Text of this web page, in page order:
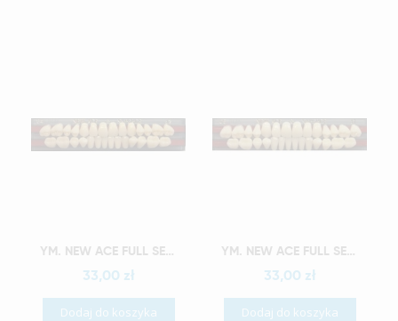
Szybki podgląd YM. NEW ACE FULL SET - AKRYLOWE ZĘBY SZTUCZNE - B3-O4
33,00 zł
Dodaj do koszyka
Szybki podgląd YM. NEW ACE FULL SET - AKRYLOWE ZĘBY SZTUCZNE - B3-O5
33,00 zł
Dodaj do koszyka